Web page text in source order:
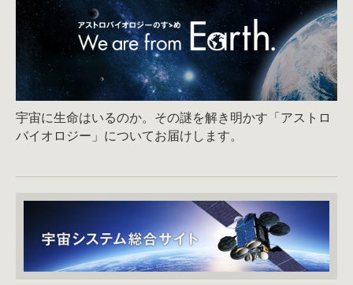
宇宙に生命はいるのか。その謎を解き明かす「アストロ
バイオロジー」についてお届けします。